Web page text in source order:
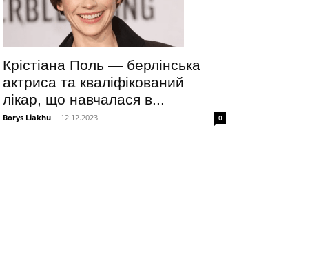
Крістіана Поль — берлінська
актриса та кваліфікований
лікар, що навчалася в...
Borys Liakhu - 12.12.2023 0